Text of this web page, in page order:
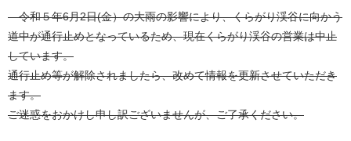
令和５年6月2日(金）の大雨の影響により、くらがり渓谷に向かう
道中が通行止めとなっているため、現在くらがり渓谷の営業は中止
しています。
通行止め等が解除されましたら、改めて情報を更新させていただき
ます。
ご迷惑をおかけし申し訳ございませんが、ご了承ください。